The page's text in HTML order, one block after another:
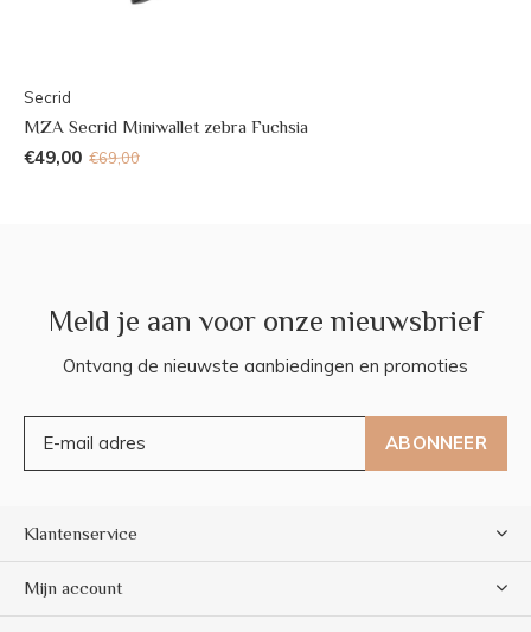
Secrid
MZA Secrid Miniwallet zebra Fuchsia
€49,00 €69,00
Meld je aan voor onze nieuwsbrief
Ontvang de nieuwste aanbiedingen en promoties
ABONNEER
Klantenservice
Mijn account